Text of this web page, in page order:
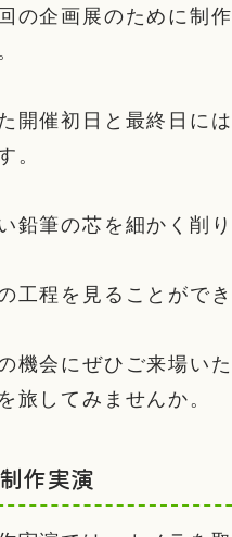
の企画展のために制
開催初日と最終日に
。
鉛筆の芯を細かく削
工程を見ることがで
機会にぜひご来場い
旅してみませんか。
作実演